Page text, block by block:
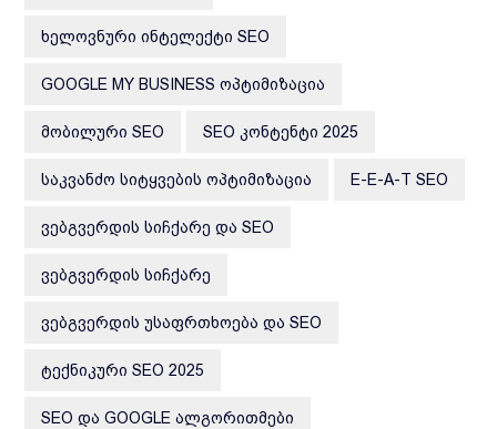
ᲮᲔᲚᲝᲕᲜᲣᲠᲘ ᲘᲜᲢᲔᲚᲔᲥᲢᲘ SEO
GOOGLE MY BUSINESS ᲝᲞᲢᲘᲛᲘᲖᲐᲪᲘᲐ
ᲛᲝᲑᲘᲚᲣᲠᲘ SEO SEO ᲙᲝᲜᲢᲔᲜᲢᲘ 2025
ᲡᲐᲙᲕᲐᲜᲫᲝ ᲡᲘᲢᲧᲕᲔᲑᲘᲡ ᲝᲞᲢᲘᲛᲘᲖᲐᲪᲘᲐ E-E-A-T SEO
ᲕᲔᲑᲒᲕᲔᲠᲓᲘᲡ ᲡᲘᲩᲥᲐᲠᲔ ᲓᲐ SEO
ᲕᲔᲑᲒᲕᲔᲠᲓᲘᲡ ᲡᲘᲩᲥᲐᲠᲔ
ᲕᲔᲑᲒᲕᲔᲠᲓᲘᲡ ᲣᲡᲐᲤᲠᲗᲮᲝᲔᲑᲐ ᲓᲐ SEO
ᲢᲔᲥᲜᲘᲙᲣᲠᲘ SEO 2025
SEO ᲓᲐ GOOGLE ᲐᲚᲒᲝᲠᲘᲗᲛᲔᲑᲘ